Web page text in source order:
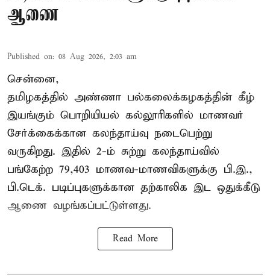
ஆணை
Published on: 08 Aug 2026, 2:03 am
சென்னை,
தமிழகத்தில் அண்ணா பல்கலைக்கழகத்தின் கீழ்
இயங்கும் பொறியியல் கல்லூரிகளில் மாணவர்
சேர்க்கைக்கான கலந்தாய்வு நடைபெற்று
வருகிறது. இதில் 2-ம் சுற்று கலந்தாய்வில்
பங்கேற்ற 79,403 மாணவ-மாணவிகளுக்கு பி.இ.,
பி.டெக். படிப்புகளுக்கான தற்காலிக இட ஒதுக்கீடு
ஆணை வழங்கப்பட்டுள்ளது.
Read More